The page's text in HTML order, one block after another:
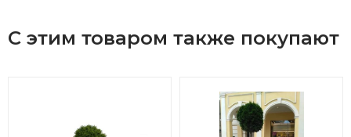
С этим товаром также покупают